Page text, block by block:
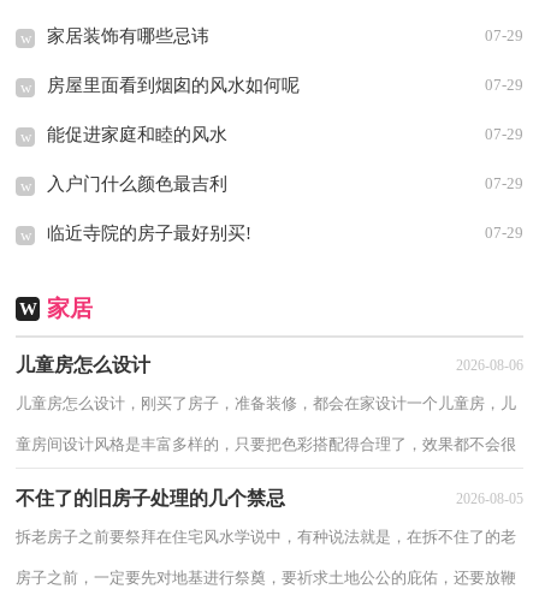
w 家居装饰有哪些忌讳 07-29
w 房屋里面看到烟囱的风水如何呢 07-29
w 能促进家庭和睦的风水 07-29
w 入户门什么颜色最吉利 07-29
w 临近寺院的房子最好别买! 07-29
W 家居
儿童房怎么设计 2026-08-06
儿童房怎么设计，刚买了房子，准备装修，都会在家设计一个儿童房，儿
童房间设计风格是丰富多样的，只要把色彩搭配得合理了，效果都不会很
差。今天跟小编一起看看儿童房怎么设计。 儿...
不住了的旧房子处理的几个禁忌 2026-08-05
拆老房子之前要祭拜在住宅风水学说中，有种说法就是，在拆不住了的老
房子之前，一定要先对地基进行祭奠，要祈求土地公公的庇佑，还要放鞭